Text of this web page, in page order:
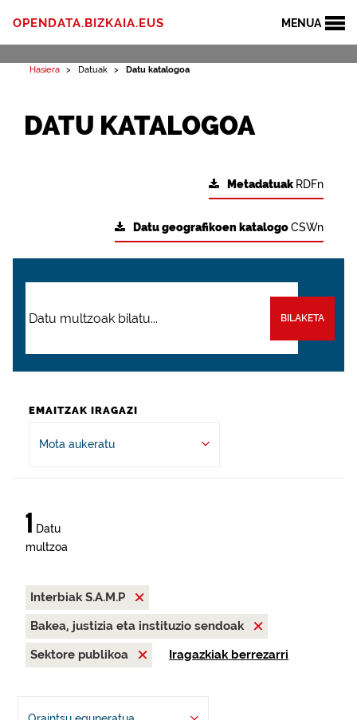
MENUA
OPENDATA.BIZKAIA.EUS
Hasiera Datuak Datu katalogoa
DATU KATALOGOA
Metadatuak RDFn
Datu geografikoen katalogoCSWn
BILAKETA
EMAITZAK IRAGAZI
Mota aukeratu
1 Datu
multzoa
Interbiak S.A.M.P
Bakea, justizia eta instituzio sendoak
Sektore publikoa
Iragazkiak berrezarri